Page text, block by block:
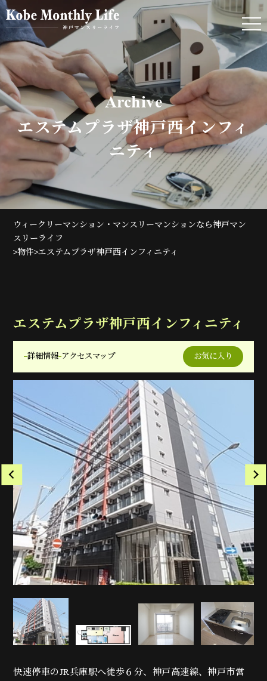
Archive
エステムプラザ神戸西インフィ
ニティ
ウィークリーマンション・マンスリーマンションなら神戸マン
スリーライフ
>物件>エステムプラザ神戸西インフィニティ
エステムプラザ神戸西インフィニティ
詳細情報 アクセスマップ お気に入り
快速停車のJR兵庫駅へ徒歩６分、神戸高速線、神戸市営